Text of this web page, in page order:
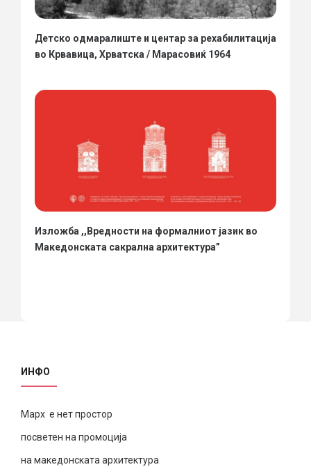
Детско одмаралиште и центар за рехабилитација
во Крвавица, Хрватска / Марасовиќ 1964
Изложба ,,Вредности на формалниот јазик во
Македонската сакрална архитектура”
ИНФО
Марх е нет простор
посветен на промоција
на македонската архитектура